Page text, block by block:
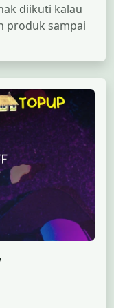
diikuti kalau
produk sampai